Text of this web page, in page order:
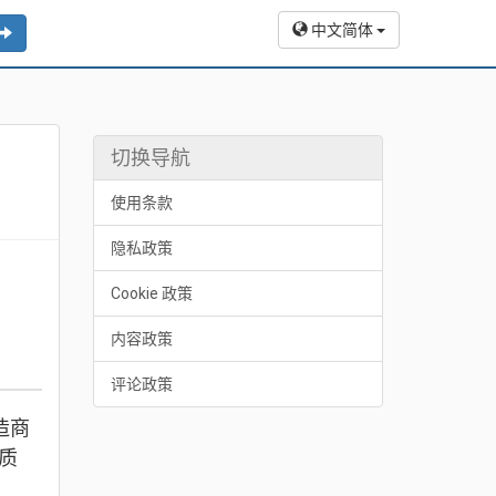
中文简体
商
切换导航
使用条款
隐私政策
Cookie 政策
内容政策
评论政策